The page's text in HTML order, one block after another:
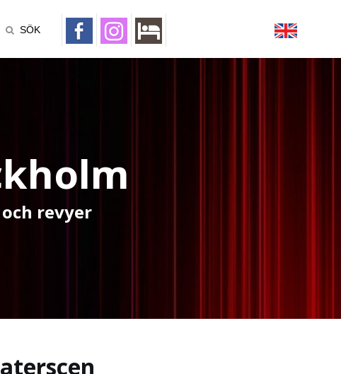
SÖK
revyer